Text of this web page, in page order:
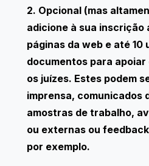
2. Opcional (mas
adicione à sua inscrição
páginas da web e até 10
documentos para
os juízes. Estes podem
imprensa, comunicados
amostras de trabalho,
ou externas ou
por exemplo.